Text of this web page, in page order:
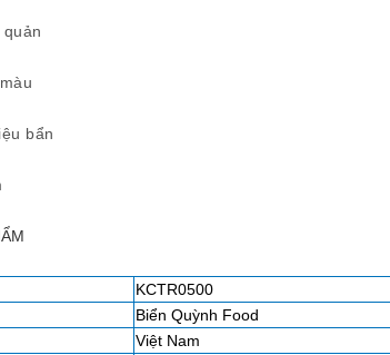
bẩn
KCTR0500
Biển Quỳnh Food
Việt Nam